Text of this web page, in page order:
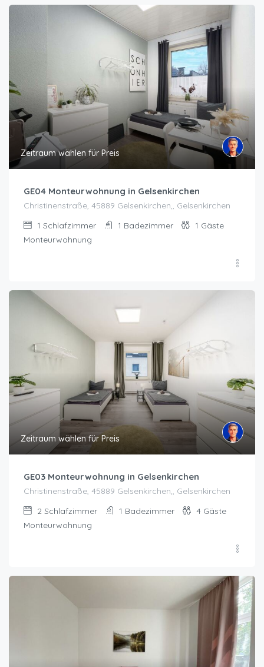
Zeitraum wählen für Preis
GE04 Monteurwohnung in Gelsenkirchen
Christinenstraße, 45889 Gelsenkirchen,, Gelsenkirchen
1 Schlafzimmer 1 Badezimmer 1 Gäste
Monteurwohnung
Zeitraum wählen für Preis
GE03 Monteurwohnung in Gelsenkirchen
Christinenstraße, 45889 Gelsenkirchen,, Gelsenkirchen
2 Schlafzimmer 1 Badezimmer 4 Gäste
Monteurwohnung